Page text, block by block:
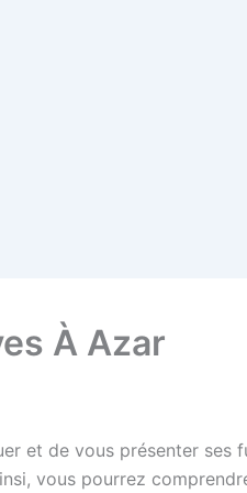
À Azar
et de vous présenter ses
vous pourrez